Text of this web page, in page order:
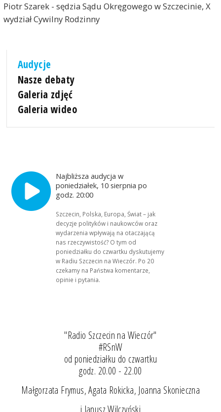
Piotr Szarek - sędzia Sądu Okręgowego w Szczecinie, X
wydział Cywilny Rodzinny
Audycje
Nasze debaty
Galeria zdjęć
Galeria wideo
Najbliższa audycja w
poniedziałek, 10 sierpnia po
godz. 20:00
Szczecin, Polska, Europa, Świat – jak
decyzje polityków i naukowców oraz
wydarzenia wpływają na otaczającą
nas rzeczywistość? O tym od
poniedziałku do czwartku dyskutujemy
w Radiu Szczecin na Wieczór. Po 20
czekamy na Państwa komentarze,
opinie i pytania.
"Radio Szczecin na Wieczór"
#RSnW
od poniedziałku do czwartku
godz. 20.00 - 22.00
Małgorzata Frymus, Agata Rokicka, Joanna Skonieczna